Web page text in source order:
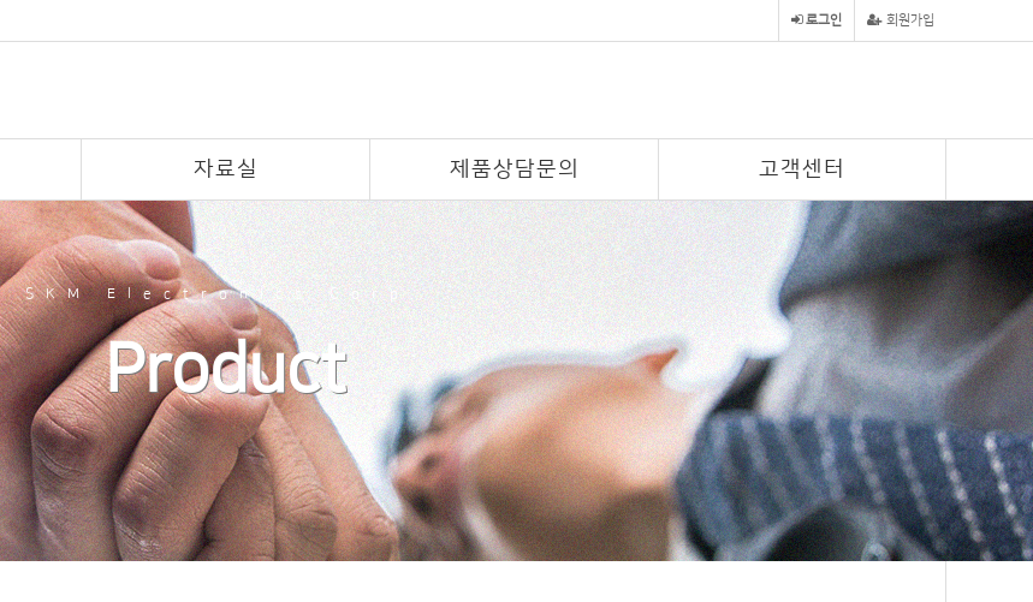
회원가입
로그인
자료실 제품상담문의 고객센터
SKM Electronics Corp.
Product